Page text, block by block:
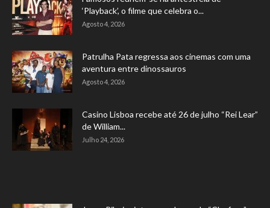
‘Playback’, o filme que celebra o...
Agosto 4, 2026
Patrulha Pata regressa aos cinemas com uma
aventura entre dinossauros
Agosto 4, 2026
Casino Lisboa recebe até 26 de julho “Rei Lear”
de William...
Julho 24, 2026